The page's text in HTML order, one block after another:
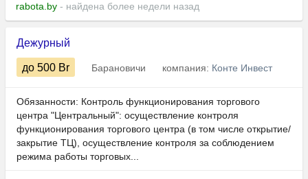
rabota.by - найдена более недели назад
Дежурный
до 500 Br Барановичи компания: Конте Инвест
Обязанности: Контроль функционирования торгового
центра "Центральный": осуществление контроля
функционирования торгового центра (в том числе открытие/
закрытие ТЦ), осуществление контроля за соблюдением
режима работы торговых...